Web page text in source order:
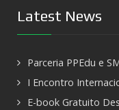
Latest News
Parceria PPEdu e
I Encontro
E-book Gratuito